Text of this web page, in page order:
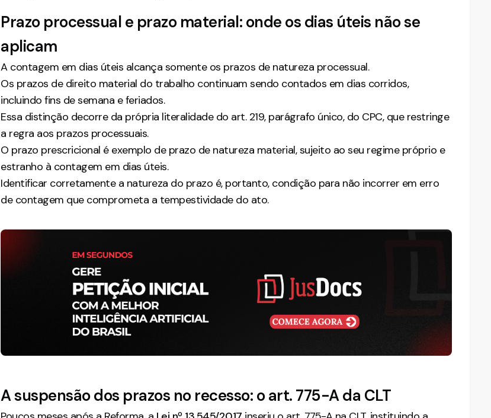
Prazo processual e prazo material: onde os dias úteis não se
aplicam
A contagem em dias úteis alcança somente os prazos de natureza processual.
Os prazos de direito material do trabalho continuam sendo contados em dias corridos,
incluindo fins de semana e feriados.
Essa distinção decorre da própria literalidade do art. 219, parágrafo único, do CPC, que restringe
a regra aos prazos processuais.
O prazo prescricional é exemplo de prazo de natureza material, sujeito ao seu regime próprio e
estranho à contagem em dias úteis.
Identificar corretamente a natureza do prazo é, portanto, condição para não incorrer em erro
de contagem que comprometa a tempestividade do ato.
A suspensão dos prazos no recesso: o art. 775-A da CLT